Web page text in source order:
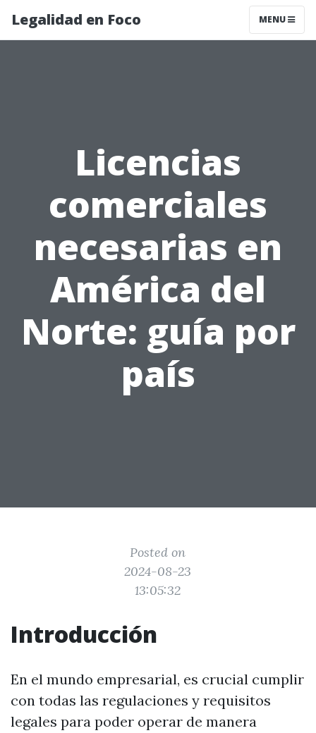
Legalidad en Foco MENU
Licencias
comerciales
necesarias en
América del
Norte: guía por
país
Posted on
2024-08-23
13:05:32
Introducción
En el mundo empresarial, es crucial cumplir
con todas las regulaciones y requisitos
legales para poder operar de manera